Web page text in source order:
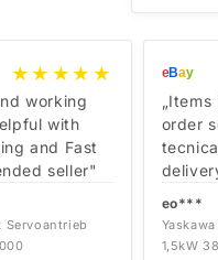
★★★★★
working
with
and Fast
seller"
Servoantrieb
eBay
order
eo***
1,5kW